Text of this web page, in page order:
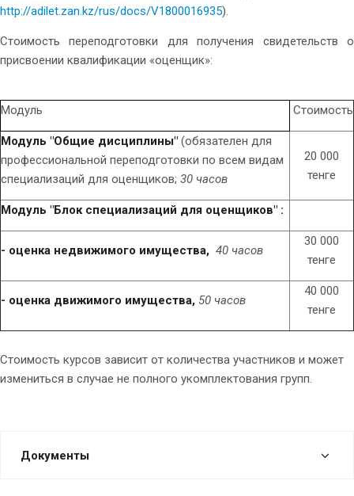
http://adilet.zan.kz/rus/docs/V1800016935).
Стоимость переподготовки для получения свидетельств о
присвоении квалификации «оценщик»:
Модуль Стоимость
Модуль "Общие дисциплины" (обязателен для
профессиональной переподготовки по всем видам
специализаций для оценщиков; 30 часов
20 000
тенге
Модуль "Блок специализаций для оценщиков" :
- оценка недвижимого имущества, 40 часов
30 000
тенге
- оценка движимого имущества, 50 часов
40 000
тенге
Стоимость курсов зависит от количества участников и может
измениться в случае не полного укомплектования групп.
Документы